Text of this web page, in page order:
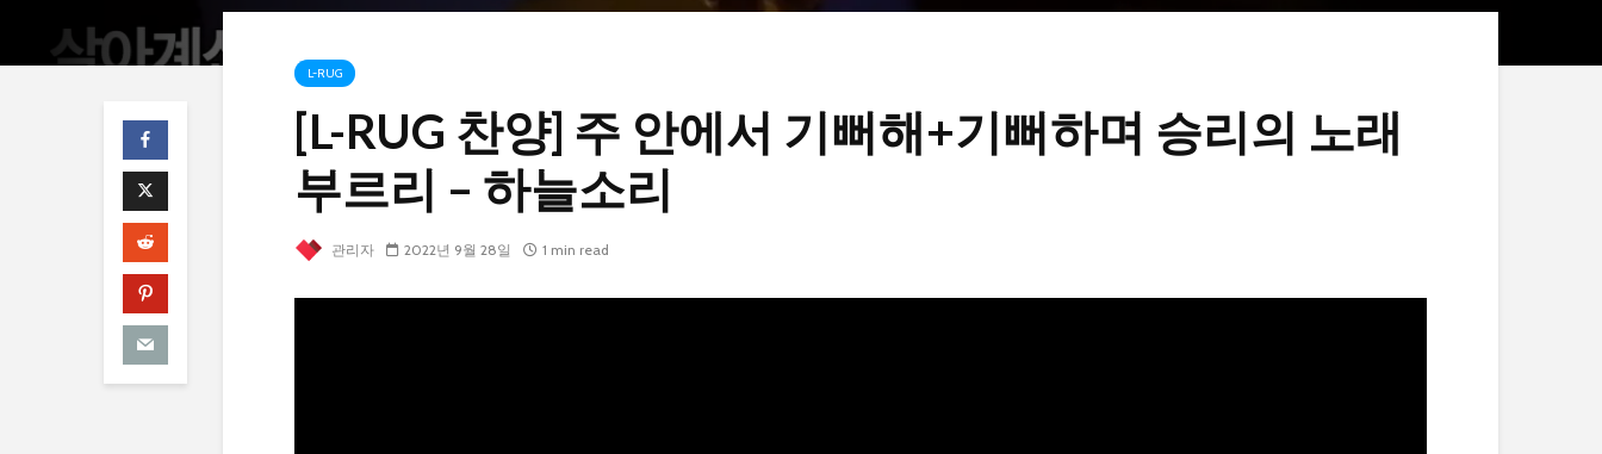
L-RUG
[L-RUG 찬양] 주 안에서 기뻐해+기뻐하며 승리의 노래
부르리 – 하늘소리
관리자 2022년 9월 28일 1 min read